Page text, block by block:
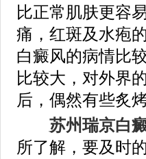
比正常肌肤更容
痛，红斑及水疱
白癜风的病情比
比较大，对外界
后，偶然有些炙烤
苏州瑞京白
所了解，要及时